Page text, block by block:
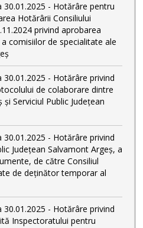
- Hotărâre pentru
Hotărârii Consiliului
privind aprobarea
comisiilor de specialitate ale
- Hotărâre privind
de colaborare dintre
Serviciul Public Județean
- Hotărâre privind
Județean Salvamont Argeș, a
de către Consiliul
de deținător temporar al
- Hotărâre privind
Inspectoratului pentru